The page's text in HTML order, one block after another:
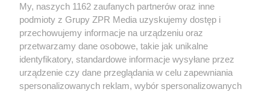
Żaden utwór zamieszczony w serwisie nie może być powielany i
rozpowszechniany lub dalej rozpowszechniany w jakikolwiek sposób (w
tym także elektroniczny lub mechaniczny) na jakimkolwiek polu
eksploatacji w jakiejkolwiek formie, włącznie z umieszczaniem w
Internecie bez pisemnej zgody właściciela praw. Jakiekolwiek użycie lub
wykorzystanie utworów w całości lub w części z naruszeniem prawa,
tzn. bez właściwej zgody, jest zabronione pod groźbą kary i może być
ścigane prawnie.
My, naszych 1162 zaufanych partnerów oraz inne
podmioty z Grupy ZPR Media uzyskujemy dostęp i
przechowujemy informacje na urządzeniu oraz
przetwarzamy dane osobowe, takie jak unikalne
identyfikatory, standardowe informacje wysyłane przez
urządzenie czy dane przeglądania w celu zapewniania
spersonalizowanych reklam, wybór spersonalizowanych